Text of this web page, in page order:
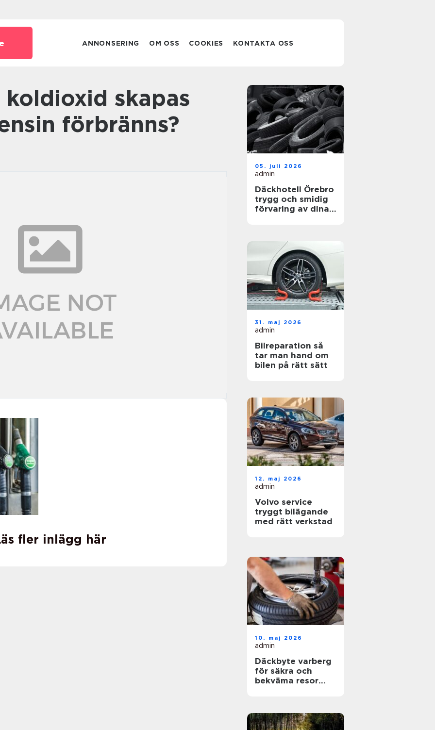
ANNONSERING OM OSS COOKIES KONTAKTA OSS
förbränns?
fler inlägg här
05. juli 2026
admin
Däckhotell Örebro
trygg och smidig
förvaring av dina
31. maj 2026
admin
Bilreparation så
tar man hand om
bilen på rätt sätt
12. maj 2026
admin
Volvo service
tryggt bilägande
med rätt verkstad
10. maj 2026
admin
Däckbyte varberg
för säkra och
bekväma resor